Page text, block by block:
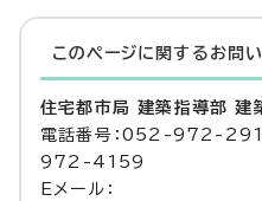
このページに関する お問
住宅都市局 建築指導部 建
電話番号：052-972-
972-4159
Eメール：